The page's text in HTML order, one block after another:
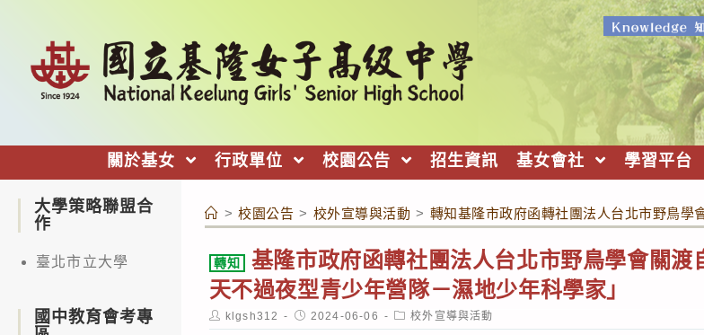
關於基女 行政單位 校園公告 招生資訊 基女會社 學習平台
> 校園公告 > 校外宣導與活動 > 轉知基隆市政府函轉社團法人台北市野鳥學
轉知
基隆市政府函轉社團法人台北市野鳥學會關
天不過夜型青少年營隊－濕地少年科學家」
Post
author:
klgsh312
Post
published:
2024-06-06
Post
category:
校外宣導與活動
大學策略聯盟合
作
臺北市立大學
國中教育會考專